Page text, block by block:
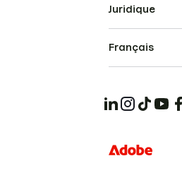
Juridique
Français